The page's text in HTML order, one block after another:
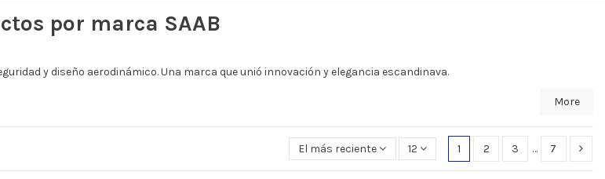
por marca SAAB
y diseño aerodinámico. Una marca que unió innovación y elegancia escandinava.
More
El más reciente primero
12 1 2 3 … 7